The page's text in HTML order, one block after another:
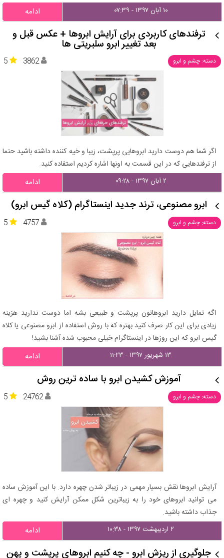
۱۰ آبان ۱۳۹۷ - ۰۷:۳۹ ادامه
ترفندهای کاربردی برای آرایش ابروها + عکس قبل و
بعد تغییر ابرو سلبریتی ها
دسته: چشم و ابرو 5 3862
اگر شما هم دوست دارید ابروهایی پرپشت، زیبا و خیه کننده داشته باشید حتما
از ترفندهایی که در این قسمت به اونها اشاره کردیم استفاده کنید.
۲ آبان ۱۳۹۷ - ۰۹:۲۸ ادامه
ابرو مصنوعی، ترند جدید اینستاگرام (کلاه گیس ابرو)
دسته: چشم و ابرو 5 4757
اگه تمایل دارید ابروهاتون پرپشت و طبیعی بشه اما دوست ندارید هزینه
زیادی برای این کار صرف کنید بهتره که با روش استفاده از ابرو مصنوعی یا کلاه
گیس ابرو که این روزها در اینستاگرام خیلی محبوب شده آشنا بشید!
۱۳ شهریور ۱۳۹۷ - ۱۱:۲۳ ادامه
آموزش کشیدن ابرو با ساده ترین روش
دسته: چشم و ابرو 5 24762
آرایش ابروها نقش بسیار مهمی در زیباتر شدن چهره دارد. با این آموزش ساده
می توانید ابروهای خود را به زیباترین شکل ممکن آرایش کنید و چهره ای
جذاب داشته باشید.
۲ اردیبهشت ۱۳۹۷ - ۱۰:۳۸ ادامه
جلوگیری از ریزش ابرو - چه کنیم ابروهای پرپشت و پهن